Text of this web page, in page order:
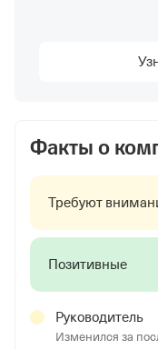
Факты о
Требуют
Позитивные
Руководитель
Изменился за